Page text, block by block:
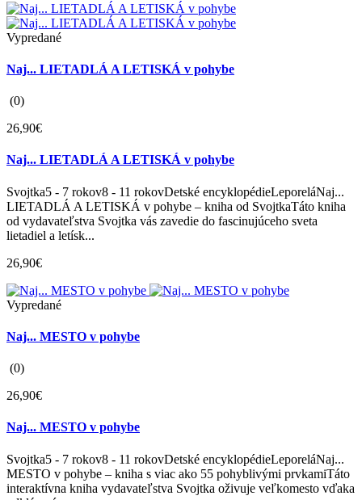
Vypredané
Naj... LIETADLÁ A LETISKÁ v pohybe
(0)
26,90€
Naj... LIETADLÁ A LETISKÁ v pohybe
Svojtka5 - 7 rokov8 - 11 rokovDetské encyklopédieLeporeláNaj...
LIETADLÁ A LETISKÁ v pohybe – kniha od SvojtkaTáto kniha
od vydavateľstva Svojtka vás zavedie do fascinujúceho sveta
lietadiel a letísk...
26,90€
Vypredané
Naj... MESTO v pohybe
(0)
26,90€
Naj... MESTO v pohybe
Svojtka5 - 7 rokov8 - 11 rokovDetské encyklopédieLeporeláNaj...
MESTO v pohybe – kniha s viac ako 55 pohyblivými prvkamiTáto
interaktívna kniha vydavateľstva Svojtka oživuje veľkomesto vďaka